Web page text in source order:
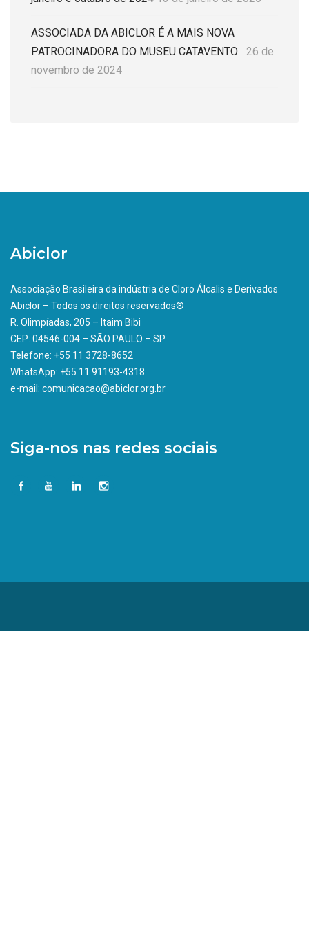
ASSOCIADA DA ABICLOR É A MAIS NOVA
PATROCINADORA DO MUSEU CATAVENTO
26 de
novembro de 2024
Abiclor
Associação Brasileira da indústria de Cloro Álcalis e Derivados
Abiclor – Todos os direitos reservados®
R. Olimpíadas, 205 – Itaim Bibi
CEP: 04546-004 – SÃO PAULO – SP
Telefone: +55 11 3728-8652
WhatsApp: +55 11 91193-4318
e-mail: comunicacao@abiclor.org.br
Siga-nos nas redes sociais